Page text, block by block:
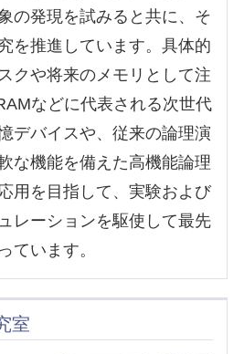
の発現を試みると共に、そ
を推進しています。具体的
クや将来のメモリとして注
などに代表される次世代
デバイスや、従来の論理演
な機能を備えた高機能論理
用を目指して、実験および
レーションを駆使して最先
ています。
室